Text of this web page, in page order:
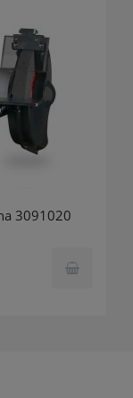
3091020